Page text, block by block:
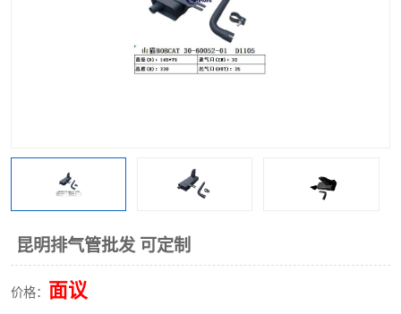
昆明排气管批发 可定制
价格： 面议